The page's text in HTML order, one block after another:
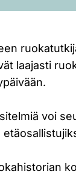
laajasti
voi